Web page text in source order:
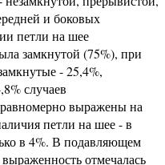
и боковых
петли на шее
замкнутой (75%), при
- 25,4%,
случаев
выражены на
петли на шее - в
в 4%. В подавляющем
отмечалась